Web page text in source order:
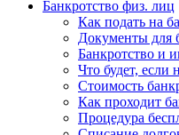
Банкротство физ. лиц
Как подать на
Документы для
Банкротство и
Что будет, если
Стоимость
Как проходит
Процедура